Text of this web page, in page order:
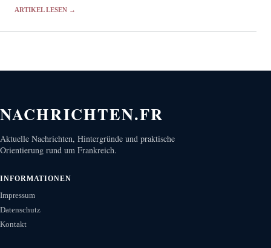
ARTIKEL LESEN →
NACHRICHTEN.FR
Aktuelle Nachrichten, Hintergründe und praktische
Orientierung rund um Frankreich.
INFORMATIONEN
Impressum
Datenschutz
Kontakt